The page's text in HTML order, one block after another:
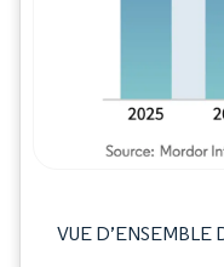
VUE D’ENSEMBLE